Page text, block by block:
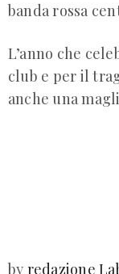
banda rossa
L’anno che
club e per il
anche una
by redazione